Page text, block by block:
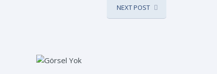
NEXT POST